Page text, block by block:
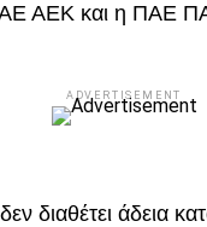
ΑΕΚ και η ΠΑΕ
ADVERTISEMENT
διαθέτει άδεια